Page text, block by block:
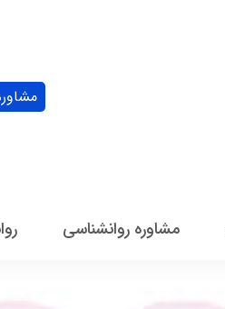
مشاوره روانشناسی